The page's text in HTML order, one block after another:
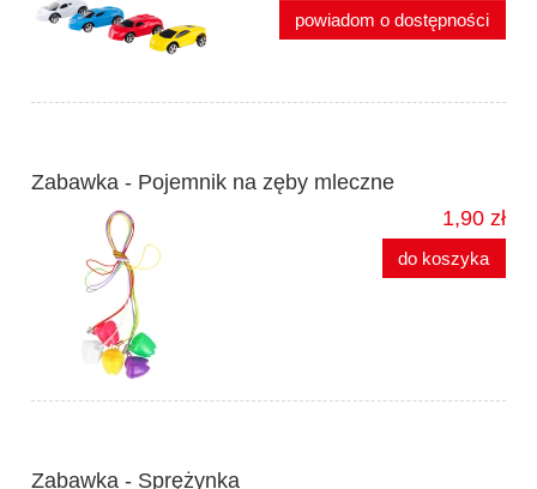
powiadom o dostępności
Zabawka - Pojemnik na zęby mleczne
1,90 zł
do koszyka
Zabawka - Sprężynka